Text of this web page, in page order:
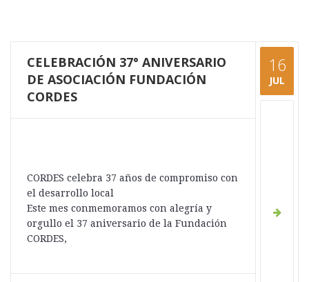
CELEBRACIÓN 37° ANIVERSARIO
DE ASOCIACIÓN FUNDACIÓN
CORDES
CORDES celebra 37 años de compromiso con
el desarrollo local
Este mes conmemoramos con alegría y
orgullo el 37 aniversario de la Fundación
CORDES,
16
JUL